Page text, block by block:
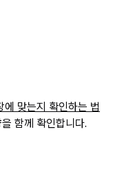
맞는지 확인하는 법
함께 확인합니다.